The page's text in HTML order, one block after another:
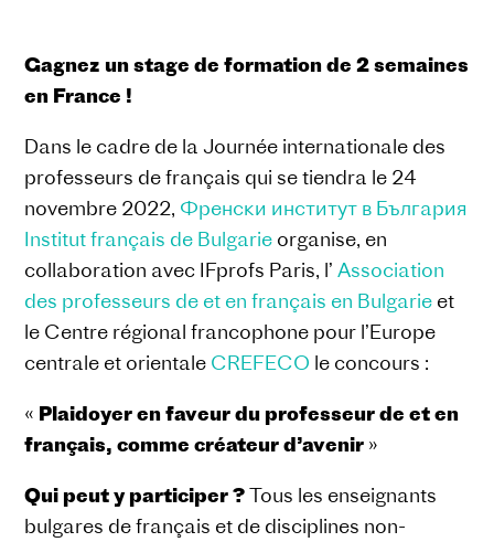
Gagnez un stage de formation de 2 semaines
en France !
Dans le cadre de la Journée internationale des
professeurs de français qui se tiendra le 24
novembre 2022, Френски институт в България
Institut français de Bulgarie organise, en
collaboration avec IFprofs Paris, l’Association
des professeurs de et en français en Bulgarie et
le Centre régional francophone pour l’Europe
centrale et orientale CREFECO le concours :
« Plaidoyer en faveur du professeur de et en
français, comme créateur d’avenir »
Qui peut y participer ?Tous les enseignants
bulgares de français et de disciplines non-